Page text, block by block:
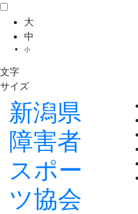
大
中
小
文字
サイズ
新潟県
障害者
スポー
ツ協会